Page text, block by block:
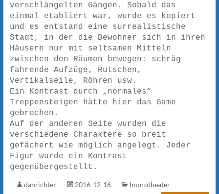
verschlängelten Gängen. Sobald das
einmal etabliert war, wurde es kopiert
und es entstand eine surrealistische
Stadt, in der die Bewohner sich in ihren
Häusern nur mit seltsamen Mitteln
zwischen den Räumen bewegen: schräg
fahrende Aufzüge, Rutschen,
Vertikalseile, Röhren usw.
Ein Kontrast durch „normales“
Treppensteigen hätte hier das Game
gebrochen.
Auf der anderen Seite wurden die
verschiedene Charaktere so breit
gefächert wie möglich angelegt. Jeder
Figur wurde ein Kontrast
gegenübergestellt.
danrichter 2016-12-16 Improtheater